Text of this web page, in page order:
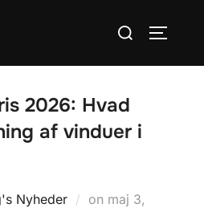
Søg
2026: Hvad
af vinduer i
Nyheder on Udgivet
maj 3,